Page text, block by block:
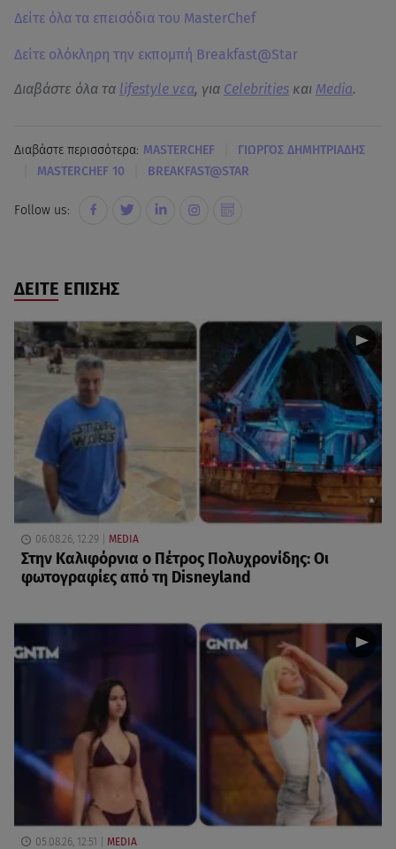
Δείτε όλα τα επεισόδια του MasterChef
Δείτε ολόκληρη την εκπομπή Breakfast@Star
Διαβάστε όλα τα lifestyle νεα, για Celebrities και Media.
Διαβάστε περισσότερα: MASTERCHEF ΓΙΩΡΓΟΣ ΔΗΜΗΤΡΙΑΔΗΣ
MASTERCHEF 10 BREAKFAST@STAR
Follow us:
ΔΕΙΤΕ ΕΠΙΣΗΣ
06.08.26, 12:29 MEDIA
Στην Καλιφόρνια ο Πέτρος Πολυχρονίδης: Οι
φωτογραφίες από τη Disneyland
05.08.26, 12:51 MEDIA